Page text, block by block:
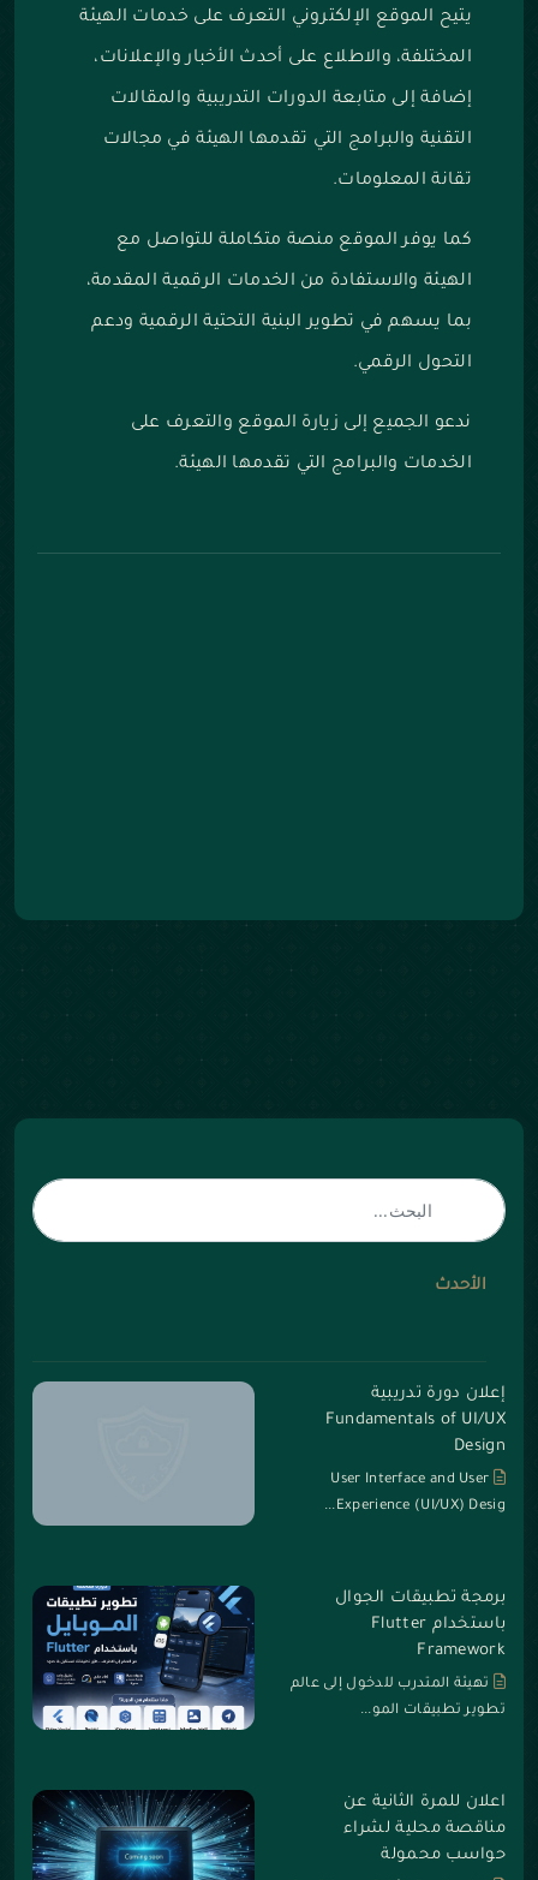
يتيح الموقع الإلكتروني التعرف على خدمات الهيئة
المختلفة، والاطلاع على أحدث الأخبار والإعلانات،
إضافة إلى متابعة الدورات التدريبية والمقالات
التقنية والبرامج التي تقدمها الهيئة في مجالات
تقانة المعلومات.
كما يوفر الموقع منصة متكاملة للتواصل مع
الهيئة والاستفادة من الخدمات الرقمية المقدمة،
بما يسهم في تطوير البنية التحتية الرقمية ودعم
التحول الرقمي.
ندعو الجميع إلى زيارة الموقع والتعرف على
الخدمات والبرامج التي تقدمها الهيئة.
الأحدث
إعلان دورة تدريبية
Fundamentals of UI/UX
Design
User Interface and User
Experience (UI/UX) Desig...
برمجة تطبيقات الجوال
باستخدام Flutter
Framework
تهيئة المتدرب للدخول إلى عالم
تطوير تطبيقات المو...
اعلان للمرة الثانية عن
مناقصة محلية لشراء
حواسب محمولة